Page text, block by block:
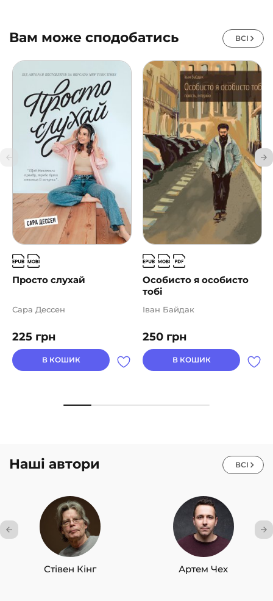
Вам може сподобатись ВСІ
Просто слухай
225 грн
Сара Дессен
В КОШИК
Особисто я особисто
тобі
250 грн
Іван Байдак
В КОШИК
Наші автори ВСІ
Стівен Кінг Артем Чех